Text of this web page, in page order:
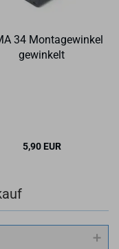
34 Mon­ta­ge­win­kel
ge­win­kelt
5,90 EUR